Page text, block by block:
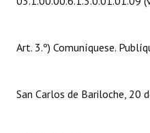
Art. 3.º) Comuníquese.
San Carlos de Bariloche, 20